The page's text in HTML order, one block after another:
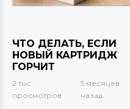
ЧТО ДЕЛАТЬ, ЕСЛИ
НОВЫЙ КАРТРИДЖ
ГОРЧИТ
2 тыс.
просмотров
5 месяцев
назад